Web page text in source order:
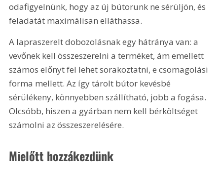
odafigyelnünk, hogy az új bútorunk ne sérüljön, és
feladatát maximálisan elláthassa.
A lapraszerelt dobozolásnak egy hátránya van: a
vevőnek kell összeszerelni a terméket, ám emellett
számos előnyt fel lehet sorakoztatni, e csomagolási
forma mellett. Az így tárolt bútor kevésbé
sérülékeny, könnyebben szállítható, jobb a fogása.
Olcsóbb, hiszen a gyárban nem kell bérköltséget
számolni az összeszerelésére.
Mielőtt hozzákezdünk